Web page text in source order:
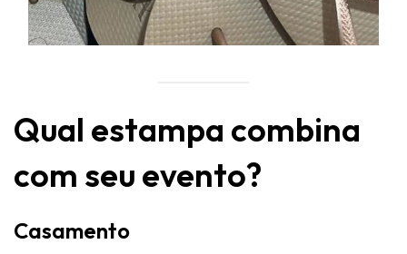
Qual estampa combina
com seu evento?
Casamento